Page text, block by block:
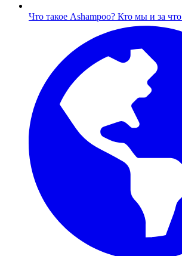
Что такое Ashampoo? Кто мы и за